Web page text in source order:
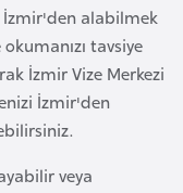
İzmir'den alabilmek
tavsiye
İzmir Vize Merkezi
İzmir'den
veya